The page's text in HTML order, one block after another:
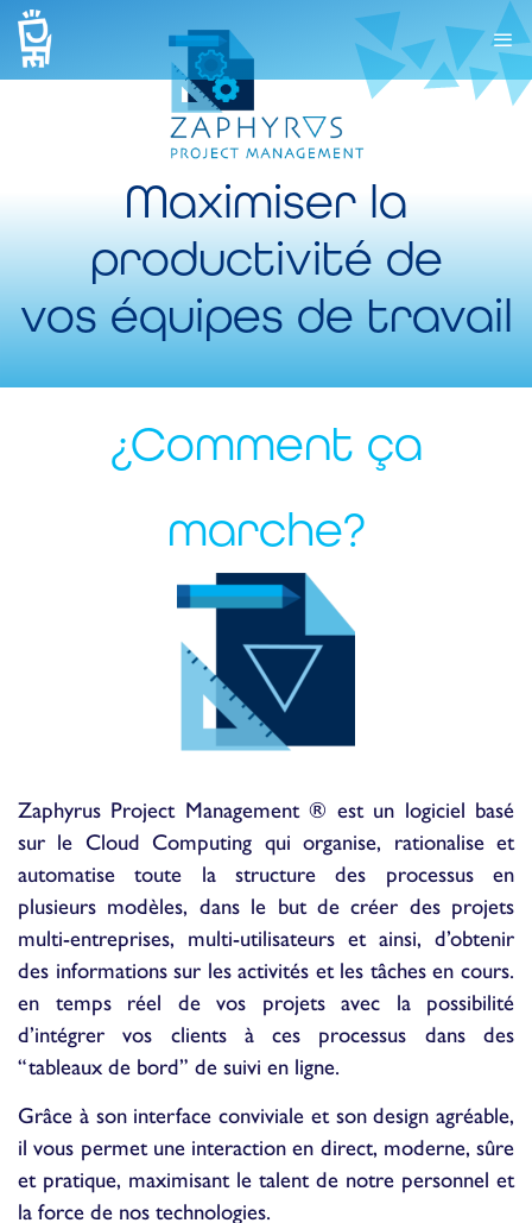
Maximiser la
productivité de
vos équipes de travail
¿Comment ça
marche?
Zaphyrus Project Management ® est un logiciel basé
sur le Cloud Computing qui organise, rationalise et
automatise toute la structure des processus en
plusieurs modèles, dans le but de créer des projets
multi-entreprises, multi-utilisateurs et ainsi, d’obtenir
des informations sur les activités et les tâches en cours.
en temps réel de vos projets avec la possibilité
d’intégrer vos clients à ces processus dans des
“tableaux de bord” de suivi en ligne.
Grâce à son interface conviviale et son design agréable,
il vous permet une interaction en direct, moderne, sûre
et pratique, maximisant le talent de notre personnel et
la force de nos technologies.